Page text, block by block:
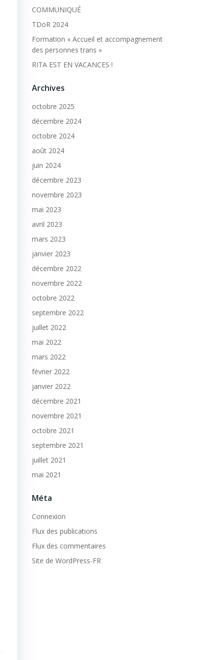
COMMUNIQUÉ
TDoR 2024
Formation « Accueil et accompagnement
des personnes trans »
RITA EST EN VACANCES !
Archives
octobre 2025
décembre 2024
octobre 2024
août 2024
juin 2024
décembre 2023
novembre 2023
mai 2023
avril 2023
mars 2023
janvier 2023
décembre 2022
novembre 2022
octobre 2022
septembre 2022
juillet 2022
mai 2022
mars 2022
février 2022
janvier 2022
décembre 2021
novembre 2021
octobre 2021
septembre 2021
juillet 2021
mai 2021
Méta
Connexion
Flux des publications
Flux des commentaires
Site de WordPress-FR